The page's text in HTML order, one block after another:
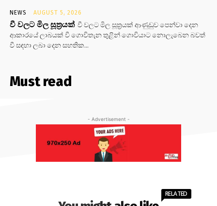
NEWS AUGUST 5, 2026
වී වලට මිල සූත්‍රයක් වී වලට මිල සූත්‍රයක් ආණුඩුව පෙන්වා දෙන
ආකාරයේ ලාබයක් වී ගොවිතැන තුළින් ගොවියාට නොලැබෙන බවත්
වී සඳහා ලබා දෙන සහතික...
Must read
- Advertisement -
RELATED